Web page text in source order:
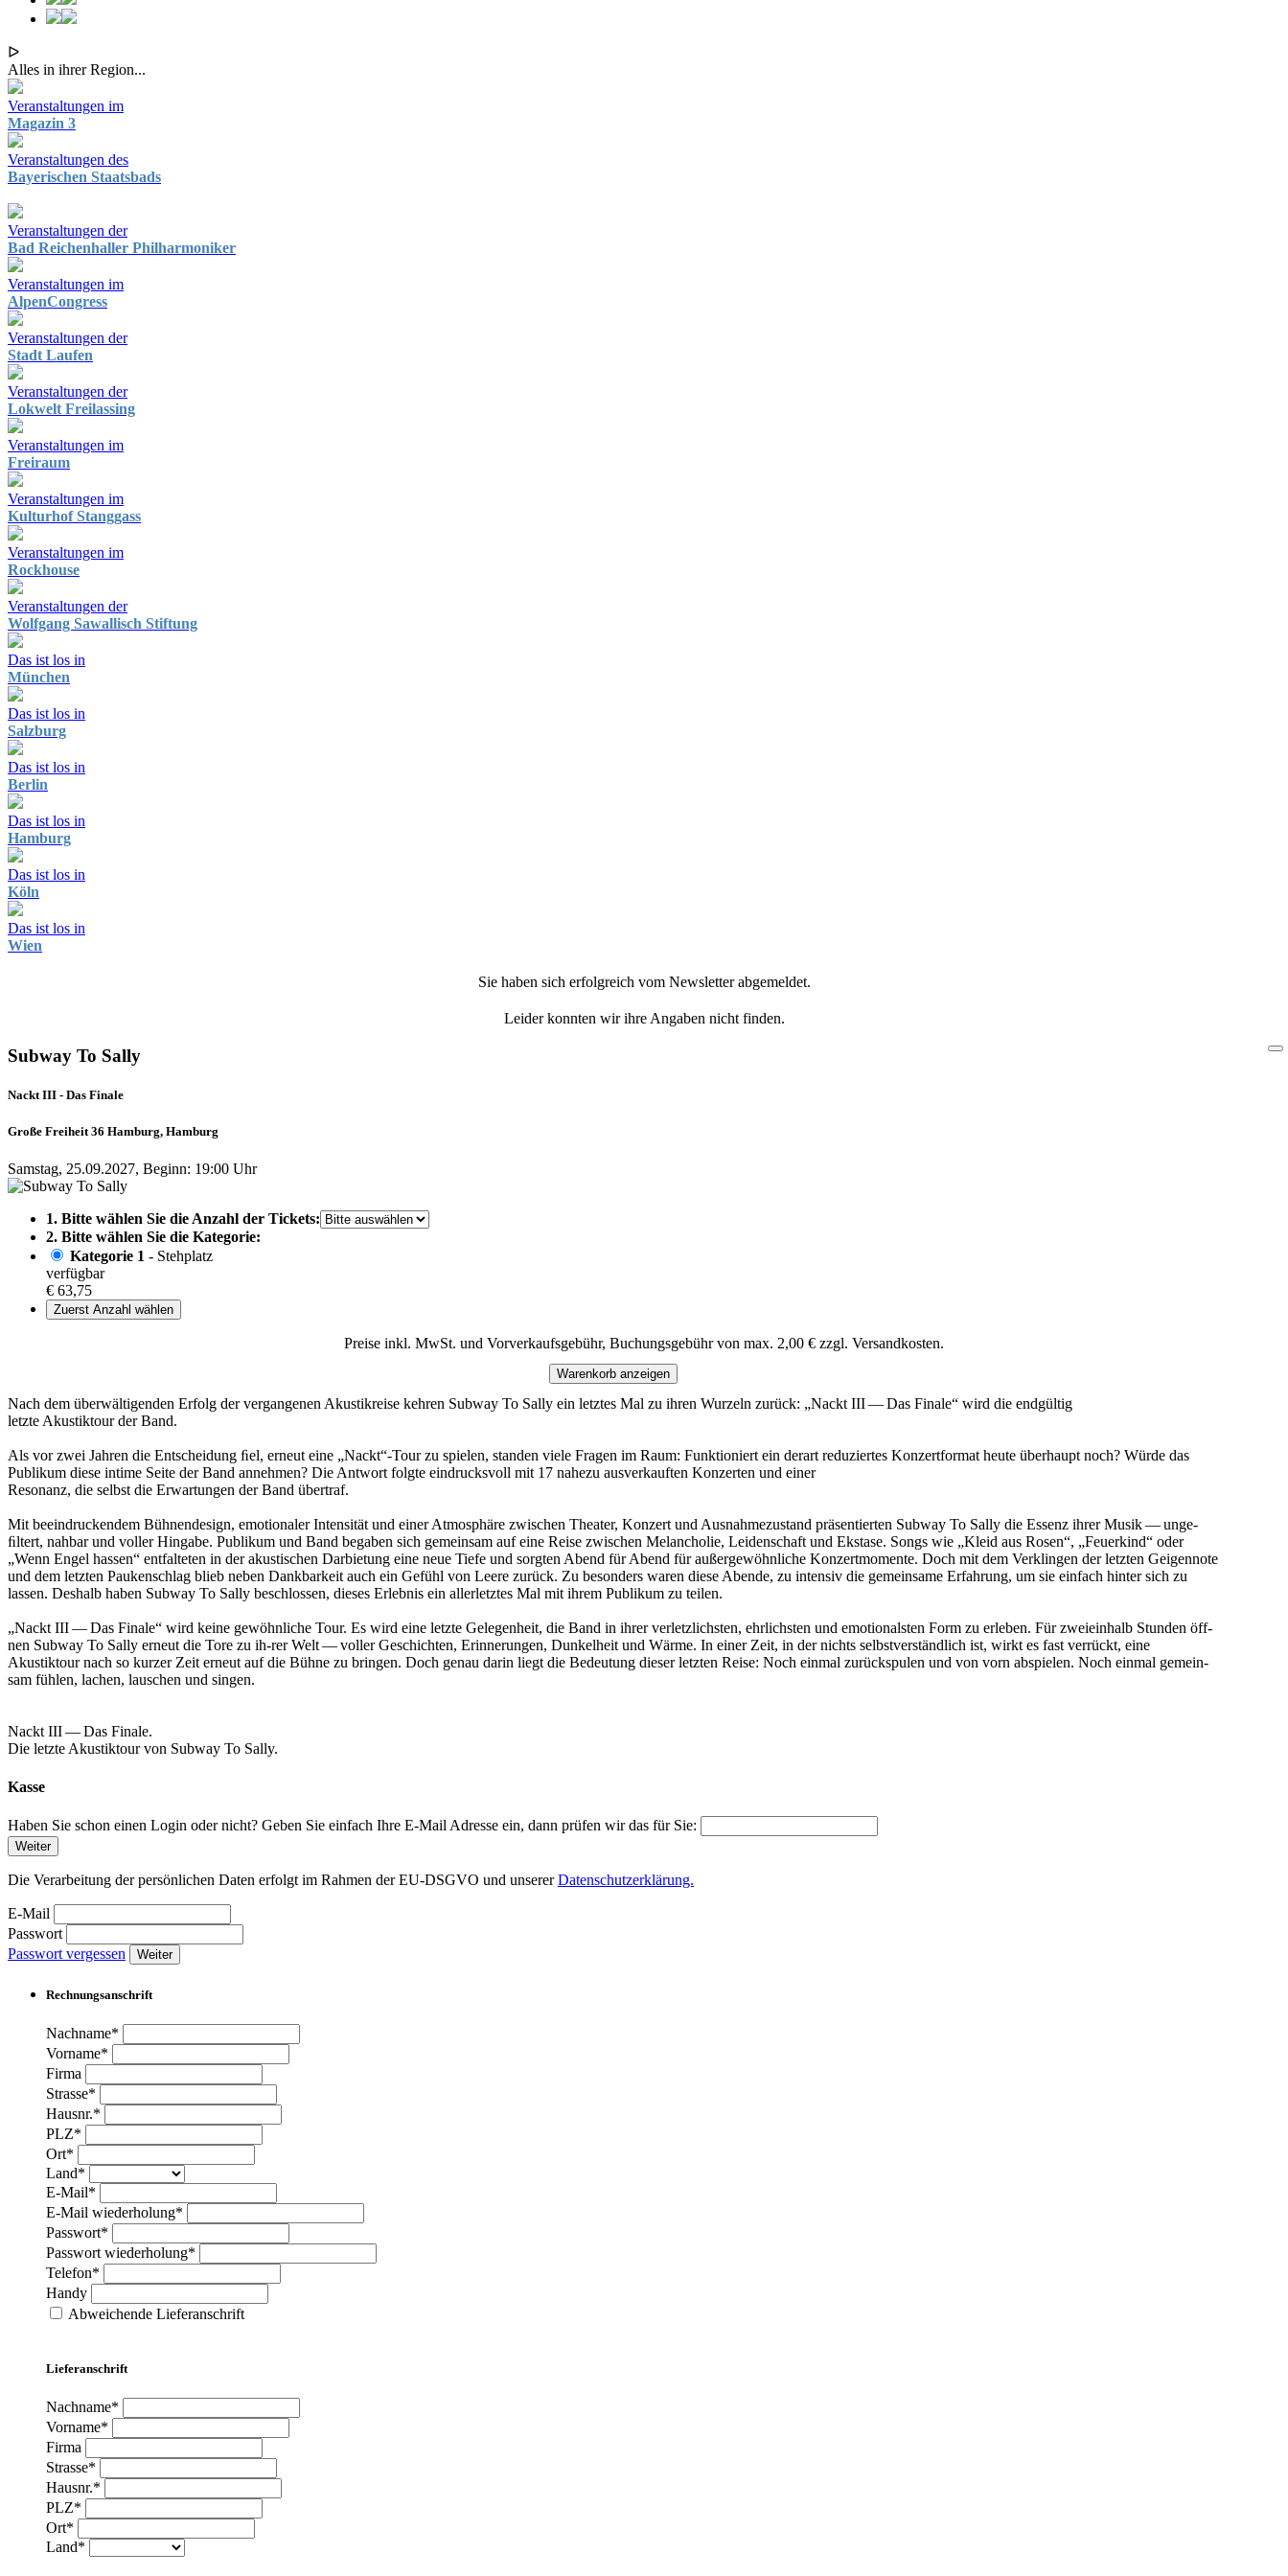
ᐅ
Alles in ihrer Region...
Veranstaltungen im
Magazin 3
Veranstaltungen des
Bayerischen Staatsbads
Veranstaltungen der
Bad Reichenhaller Philharmoniker
Veranstaltungen im
AlpenCongress
Veranstaltungen der
Stadt Laufen
Veranstaltungen der
Lokwelt Freilassing
Veranstaltungen im
Freiraum
Veranstaltungen im
Kulturhof Stanggass
Veranstaltungen im
Rockhouse
Veranstaltungen der
Wolfgang Sawallisch Stiftung
Das ist los in
München
Das ist los in
Salzburg
Das ist los in
Berlin
Das ist los in
Hamburg
Das ist los in
Köln
Das ist los in
Wien
Sie haben sich erfolgreich vom Newsletter abgemeldet.
Leider konnten wir ihre Angaben nicht finden.
Subway To Sally
Nackt III - Das Finale
Große Freiheit 36 Hamburg, Hamburg
Samstag, 25.09.2027, Beginn: 19:00 Uhr
1. Bitte wählen Sie die Anzahl der Tickets:
2. Bitte wählen Sie die Kategorie:
Kategorie 1 - Stehplatz
verfügbar
€ 63,75
Zuerst Anzahl wählen
Preise inkl. MwSt. und Vorverkaufsgebühr, Buchungsgebühr von max. 2,00 € zzgl. Versandkosten.
Warenkorb anzeigen
Nach dem über­wälti­gen­den Erfolg der ver­gan­genen Akustikreise kehren Subway To Sally ein let­ztes Mal zu ihren Wurzeln zurück: „Nackt III — Das Finale“ wird die endgültig
let­zte Akustiktour der Band.
Als vor zwei Jahren die Entscheidung ﬁel, erneut eine „Nackt“-Tour zu spie­len, standen viele Fragen im Raum: Funktioniert ein de­r­art re­duziertes Konzertformat heute über­haupt noch? Würde das
Publikum diese in­time Seite der Band an­nehmen? Die Antwort fol­gte ein­drucksvoll mit 17 na­hezu ausverkauften Konzerten und einer
Resonanz, die selbst die Erwartungen der Band über­traf.
Mit beein­druck­en­dem Bühnendesign, emo­tionaler Intensität und einer Atmosphäre zwis­chen Theater, Konzert und Ausnahmezustand präsen­tierten Subway To Sally die Essenz ihrer Musik — unge­
ﬁltert, nah­bar und voller Hingabe. Publikum und Band be­gaben sich gemein­sam auf eine Reise zwis­chen Melancholie, Leidenschaft und Ekstase. Songs wie „Kleid aus Rosen“, „Feuerkind“ oder
„Wenn Engel has­sen“ ent­fal­teten in der akustis­chen Darbietung eine neue Tiefe und sorgten Abend für Abend für außergewöhn­liche Konzertmomente. Doch mit dem Verklingen der let­zten Geigennote
und dem let­zten Paukenschlag blieb neben Dankbarkeit auch ein Gefühl von Leere zurück. Zu beson­ders waren diese Abende, zu in­ten­siv die gemein­same Erfahrung, um sie ein­fach hin­ter sich zu
lassen. Deshalb haben Subway To Sally beschlossen, dieses Erlebnis ein aller­let­ztes Mal mit ihrem Publikum zu teilen.
„Nackt III — Das Finale“ wird keine gewöhn­liche Tour. Es wird eine let­zte Gelegenheit, die Band in ihrer ver­let­zlich­sten, ehrlich­sten und emo­tion­al­sten Form zu er­leben. Für zweiein­halb Stunden öff­
nen Subway To Sally erneut die Tore zu ih-rer Welt — voller Geschichten, Erinnerungen, Dunkelheit und Wärme. In einer Zeit, in der nichts selb­stver­ständlich ist, wirkt es fast ver­rückt, eine
Akustiktour nach so kurzer Zeit erneut auf die Bühne zu brin­gen. Doch genau darin liegt die Bedeutung dieser let­zten Reise: Noch ein­mal zurück­spulen und von vorn ab­spie­len. Noch ein­mal gemein­
sam fühlen, lachen, lauschen und sin­gen.
Nackt III — Das Finale.
Die let­zte Akustiktour von Subway To Sally.
Kasse
Haben Sie schon einen Login oder nicht? Geben Sie einfach Ihre E-Mail Adresse ein, dann prüfen wir das für Sie:
Weiter
Die Verarbeitung der persönlichen Daten erfolgt im Rahmen der EU-DSGVO und unsererDatenschutzerklärung.
E-Mail
Passwort
Passwort vergessen
Weiter
Rechnungsanschrift
Nachname*
Vorname*
Firma
Strasse*
Hausnr.*
PLZ*
Ort*
Land*
E-Mail*
E-Mail wiederholung*
Passwort*
Passwort wiederholung*
Telefon*
Handy
Abweichende Lieferanschrift
Lieferanschrift
Nachname*
Vorname*
Firma
Strasse*
Hausnr.*
PLZ*
Ort*
Land*